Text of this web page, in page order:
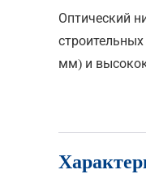
Оптический
мм) и